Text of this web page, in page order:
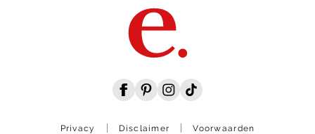
Privacy Disclaimer Voorwaarden